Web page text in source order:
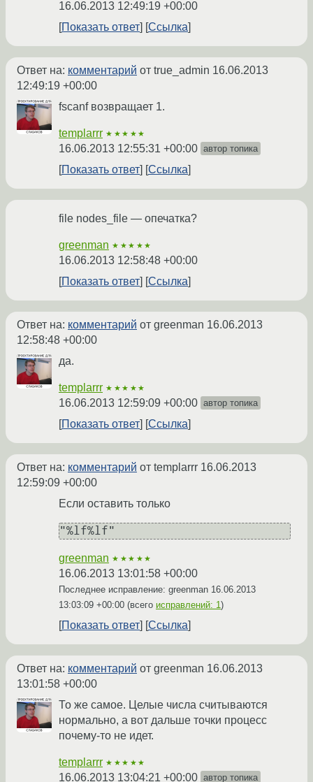
16.06.2013 12:49:19 +00:00
Показать ответ
Ссылка
Ответ на: комментарий от true_admin 16.06.2013
12:49:19 +00:00
fscanf возвращает 1.
templarrr ★★★★★
16.06.2013 12:55:31 +00:00 автор топика
Показать ответ Ссылка
file nodes_file — опечатка?
greenman ★★★★★
16.06.2013 12:58:48 +00:00
Показать ответ
Ссылка
Ответ на: комментарий от greenman 16.06.2013
12:58:48 +00:00
да.
templarrr ★★★★★
16.06.2013 12:59:09 +00:00 автор топика
Показать ответ Ссылка
Ответ на: комментарий от templarrr 16.06.2013
12:59:09 +00:00
Если оставить только
"%lf%lf"
greenman ★★★★★
16.06.2013 13:01:58 +00:00
Последнее исправление: greenman 16.06.2013
13:03:09 +00:00 (всего исправлений: 1)
Показать ответ Ссылка
Ответ на: комментарий от greenman 16.06.2013
13:01:58 +00:00
То же самое. Целые числа считываются
нормально, а вот дальше точки процесс
почему-то не идет.
templarrr ★★★★★
16.06.2013 13:04:21 +00:00 автор топика